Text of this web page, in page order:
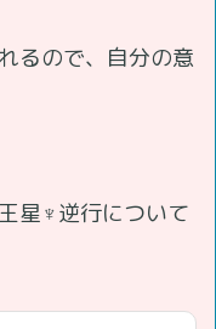
るので、自分の意
星♆逆行について